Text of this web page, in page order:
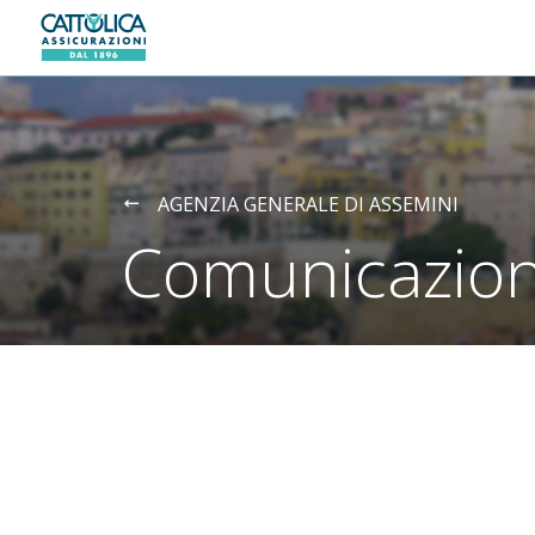
Generali logo
AGENZIA GENERALE DI ASSEMINI